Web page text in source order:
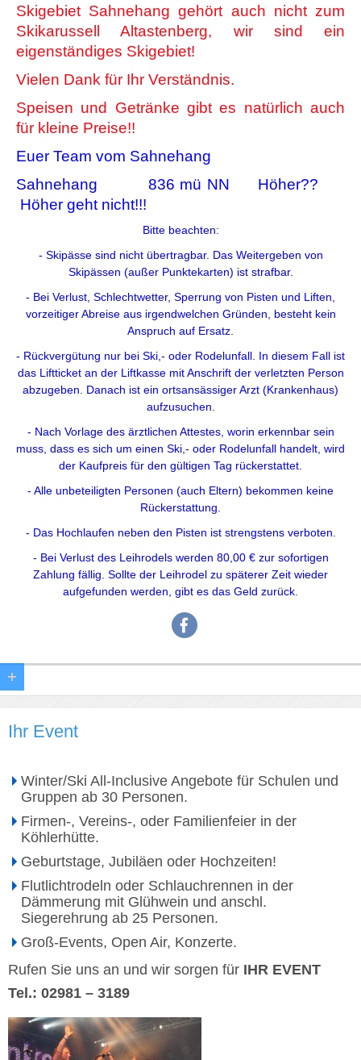
Skigebiet Sahnehang gehört auch nicht zum
Skikarussell Altastenberg, wir sind ein
eigenständiges Skigebiet!
Vielen Dank für Ihr Verständnis.
Speisen und Getränke gibt es natürlich auch
für kleine Preise!!
Euer Team vom Sahnehang
Sahnehang 836 mü NN Höher??
Höher geht nicht!!!
Bitte beachten:
- Skipässe sind nicht übertragbar. Das Weitergeben von
Skipässen (außer Punktekarten) ist strafbar.
- Bei Verlust, Schlechtwetter, Sperrung von Pisten und Liften,
vorzeitiger Abreise aus irgendwelchen Gründen, besteht kein
Anspruch auf Ersatz.
- Rückvergütung nur bei Ski,- oder Rodelunfall. In diesem Fall ist
das Liftticket an der Liftkasse mit Anschrift der verletzten Person
abzugeben. Danach ist ein ortsansässiger Arzt (Krankenhaus)
aufzusuchen.
- Nach Vorlage des ärztlichen Attestes, worin erkennbar sein
muss, dass es sich um einen Ski,- oder Rodelunfall handelt, wird
der Kaufpreis für den gültigen Tag rückerstattet.
- Alle unbeteiligten Personen (auch Eltern) bekommen keine
Rückerstattung.
- Das Hochlaufen neben den Pisten ist strengstens verboten.
- Bei Verlust des Leihrodels werden 80,00 € zur sofortigen
Zahlung fällig. Sollte der Leihrodel zu späterer Zeit wieder
aufgefunden werden, gibt es das Geld zurück.
Ihr Event
Winter/Ski All-Inclusive Angebote für Schulen und
Gruppen ab 30 Personen.
Firmen-, Vereins-, oder Familienfeier in der
Köhlerhütte.
Geburtstage, Jubiläen oder Hochzeiten!
Flutlichtrodeln oder Schlauchrennen in der
Dämmerung mit Glühwein und anschl.
Siegerehrung ab 25 Personen.
Groß-Events, Open Air, Konzerte.
Rufen Sie uns an und wir sorgen für IHR EVENT
Tel.: 02981 – 3189